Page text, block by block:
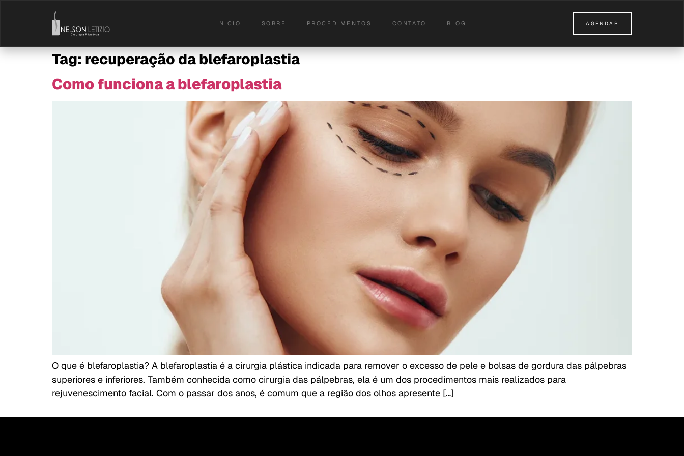
INICIO SOBRE PROCEDIMENTOS CONTATO BLOG AGENDAR
Tag:recuperação da blefaroplastia
Como funciona a blefaroplastia
O que é blefaroplastia? A blefaroplastia é a cirurgia plástica indicada para remover o excesso de pele e bolsas de gordura das pálpebras
superiores e inferiores. Também conhecida como cirurgia das pálpebras, ela é um dos procedimentos mais realizados para
rejuvenescimento facial. Com o passar dos anos, é comum que a região dos olhos apresente […]